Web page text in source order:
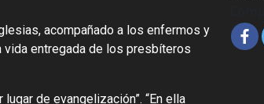
acompañado a los enfermos y
vida entregada de los presbíteros
de evangelización”. “En ella